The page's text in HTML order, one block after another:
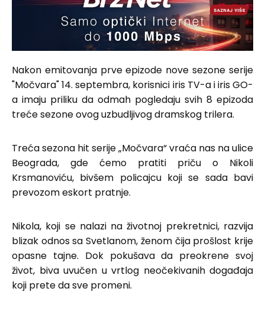
Nakon emitovanja prve epizode nove sezone serije
"Močvara" 14. septembra, korisnici iris TV-a i iris GO-
a imaju priliku da odmah pogledaju svih 8 epizoda
treće sezone ovog uzbudljivog dramskog trilera.
Treća sezona hit serije „Močvara“ vraća nas na ulice
Beograda, gde ćemo pratiti priču o Nikoli
Krsmanoviću, bivšem policajcu koji se sada bavi
prevozom eskort pratnje.
Nikola, koji se nalazi na životnoj prekretnici, razvija
blizak odnos sa Svetlanom, ženom čija prošlost krije
opasne tajne. Dok pokušava da preokrene svoj
život, biva uvučen u vrtlog neočekivanih događaja
koji prete da sve promeni.